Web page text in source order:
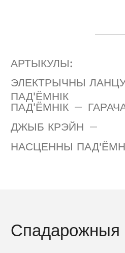
АРТЫКУЛЫ:
ЭЛЕКТРЫЧНЫ
ПАД'ЁМНІК
ПАД'ЁМНІК
ДЖЫБ КРЭЙН
НАСЦЕННЫ
Спадарожныя